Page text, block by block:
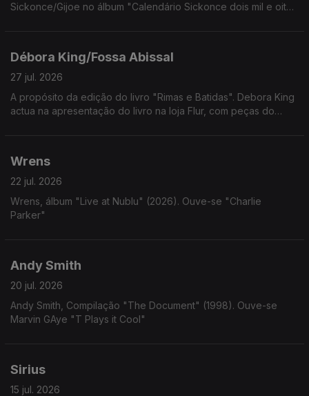
Sickonce/Gijoe no álbum "Calendário Sickonce dois mil e oito".
Débora King/Fossa Abissal
27 jul. 2026
A propósito da edição do livro "Rimas e Batidas". Debora King
actua na apresentação do livro na loja Flur, com peças do
Wrens
22 jul. 2026
Wrens, álbum "Live at Nublu" (2026). Ouve-se "Charlie
Parker"
Andy Smith
20 jul. 2026
Andy Smith, Compilação "The Document" (1998). Ouve-se
Marvin GAye "T Plays it Cool"
Sirius
15 jul. 2026